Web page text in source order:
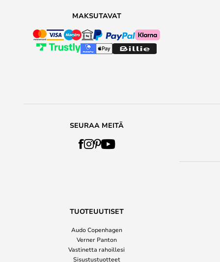
MAKSUTAVAT
SEURAA MEITÄ
TUOTEUUTISET
Audo Copenhagen
Verner Panton
Vastinetta rahoillesi
Sisustustuotteet